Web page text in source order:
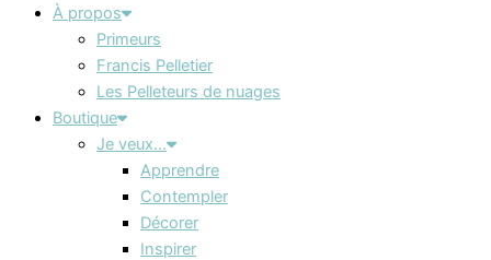
À propos
Primeurs
Francis Pelletier
Les Pelleteurs de nuages
Boutique
Je veux…
Apprendre
Contempler
Décorer
Inspirer